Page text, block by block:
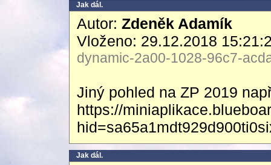
Jak dál.
Autor: Zdeněk Adamík
Vloženo: 29.12.2018
dynamic-2a00-1028-96c7-
Jiný pohled na ZP 2019
https://
Jak dál.